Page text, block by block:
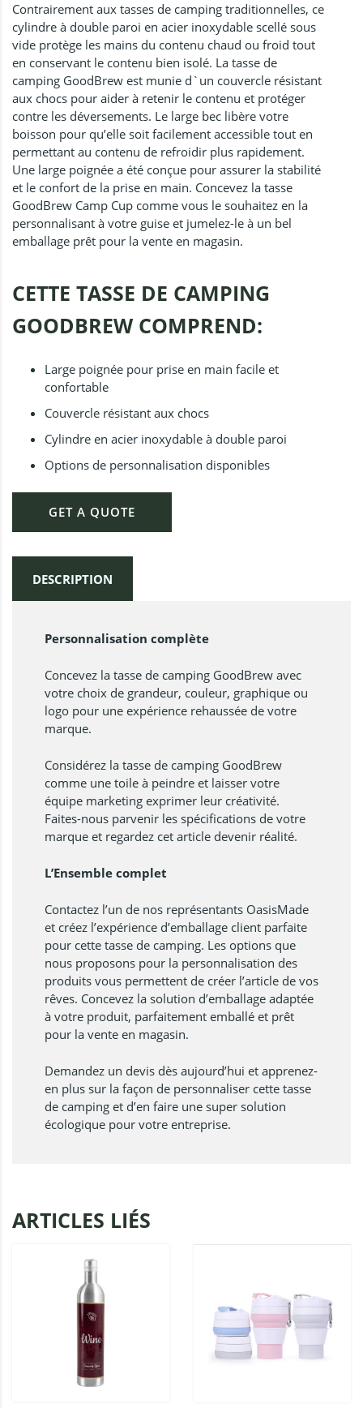
Contrairement aux tasses de camping traditionnelles, ce
cylindre à double paroi en acier inoxydable scellé sous
vide protège les mains du contenu chaud ou froid tout
en conservant le contenu bien isolé. La tasse de
camping GoodBrew est munie d`un couvercle résistant
aux chocs pour aider à retenir le contenu et protéger
contre les déversements. Le large bec libère votre
boisson pour qu’elle soit facilement accessible tout en
permettant au contenu de refroidir plus rapidement.
Une large poignée a été conçue pour assurer la stabilité
et le confort de la prise en main. Concevez la tasse
GoodBrew Camp Cup comme vous le souhaitez en la
personnalisant à votre guise et jumelez-le à un bel
emballage prêt pour la vente en magasin.
CETTE TASSE DE CAMPING
GOODBREW COMPREND:
Large poignée pour prise en main facile et
confortable
Couvercle résistant aux chocs
Cylindre en acier inoxydable à double paroi
Options de personnalisation disponibles
GET A QUOTE
DESCRIPTION
Personnalisation complète
Concevez la tasse de camping GoodBrew avec
votre choix de grandeur, couleur, graphique ou
logo pour une expérience rehaussée de votre
marque.
Considérez la tasse de camping GoodBrew
comme une toile à peindre et laisser votre
équipe marketing exprimer leur créativité.
Faites-nous parvenir les spécifications de votre
marque et regardez cet article devenir réalité.
L’Ensemble complet
Contactez l’un de nos représentants OasisMade
et créez l’expérience d’emballage client parfaite
pour cette tasse de camping. Les options que
nous proposons pour la personnalisation des
produits vous permettent de créer l’article de vos
rêves. Concevez la solution d’emballage adaptée
à votre produit, parfaitement emballé et prêt
pour la vente en magasin.
Demandez un devis dès aujourd’hui et apprenez-
en plus sur la façon de personnaliser cette tasse
de camping et d’en faire une super solution
écologique pour votre entreprise.
ARTICLES LIÉS